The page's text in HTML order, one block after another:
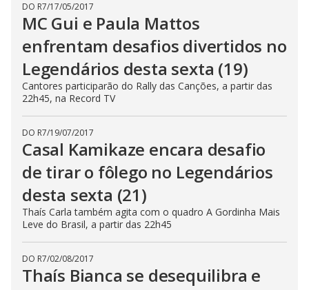
DO R7/17/05/2017
MC Gui e Paula Mattos
enfrentam desafios divertidos no
Legendários desta sexta (19)
Cantores participarão do Rally das Canções, a partir das
22h45, na Record TV
DO R7/19/07/2017
Casal Kamikaze encara desafio
de tirar o fôlego no Legendários
desta sexta (21)
Thaís Carla também agita com o quadro A Gordinha Mais
Leve do Brasil, a partir das 22h45
DO R7/02/08/2017
Thaís Bianca se desequilibra e